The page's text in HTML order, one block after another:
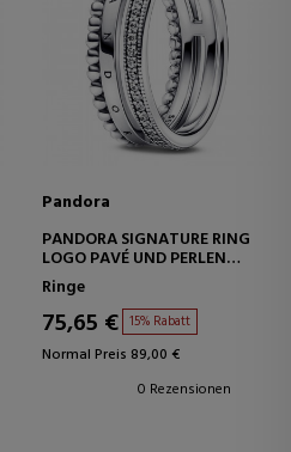
Pandora
PANDORA SIGNATURE RING
LOGO PAVÉ UND PERLEN
192312C01
Ringe
75,65 € 15% Rabatt
Normal Preis 89,00 €
0 Rezensionen